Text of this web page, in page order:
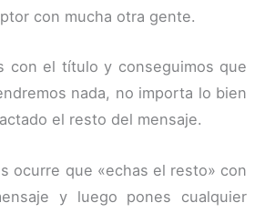
con mucha otra gente.
con el título y conseguimos que
nada, no importa lo bien
el resto del mensaje.
ocurre que «echas el resto» con
y luego pones cualquier